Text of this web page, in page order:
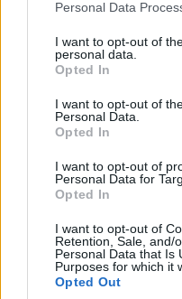
Personal Data
I want to opt-out of
personal data.
Opted In
I want to opt-out of
Personal Data.
Opted In
I want to opt-out of
Personal Data for
Opted In
I want to opt-out of
Retention, Sale, and/
Personal Data that Is
Purposes for which it
Opted Out
‑